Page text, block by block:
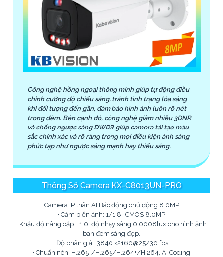
Công nghệ hồng ngoại thông minh giúp tự động điều
chỉnh cường độ chiếu sáng, tránh tình trạng lóa sáng
khi đối tượng đến gần, đảm bảo hình ảnh luôn rõ nét
trong đêm. Bên cạnh đó, công nghệ giảm nhiễu 3DNR
và chống ngược sáng DWDR giúp camera tái tạo màu
sắc chính xác và rõ ràng trong mọi điều kiện ánh sáng
phức tạp như ngược sáng mạnh hay thiếu sáng.
Thông Số Camera KX-C8013UN-PRO
Camera IP thân AI Báo động chủ động 8.0MP
· Cảm biến ảnh: 1/1.8” CMOS 8.0MP
. Khẩu độ nâng cấp F1.0, độ nhạy sáng 0.0008lux cho hình ảnh
ban đêm sáng đẹp.
· Độ phân giải: 3840 ×2160@25/30 fps.
· Chuẩn nén: H.265+/H.265/H.264+/H.264, AI Coding